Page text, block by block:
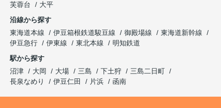
芙蓉台
大平
沿線から探す
東海道本線
伊豆箱根鉄道駿豆線 御殿場線
東海道新幹線
伊豆急行
伊東線 東北本線
明知鉄道
駅から探す
沼津
大岡 大場 三島 下土狩
三島二日町
長泉なめり
伊豆仁田 片浜 函南